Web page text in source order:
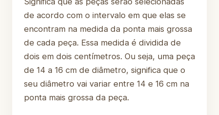
de acordo com o intervalo em que elas se
encontram na medida da ponta mais grossa
de cada peça. Essa medida é dividida de
dois em dois centímetros. Ou seja, uma peça
de 14 a 16 cm de diâmetro, significa que o
seu diâmetro vai variar entre 14 e 16 cm na
ponta mais grossa da peça.